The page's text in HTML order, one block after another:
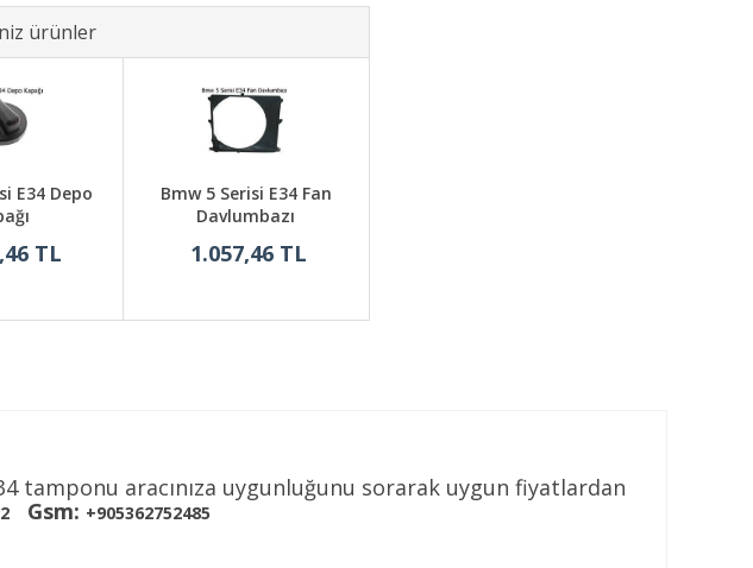
ürünler
E34 Depo
TL
Bmw 5 Serisi E34 Fan
Davlumbazı
1.057,46 TL
tamponu aracınıza uygunluğunu sorarak uygun fiyatlardan
Gsm: +905362752485